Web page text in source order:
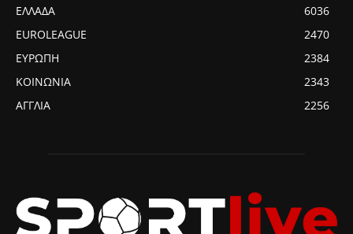
ΕΛΛΑΔΑ
6036
EUROLEAGUE
2470
ΕΥΡΩΠΗ
2384
ΚΟΙΝΩΝΙΑ
2343
ΑΓΓΛΙΑ
2256